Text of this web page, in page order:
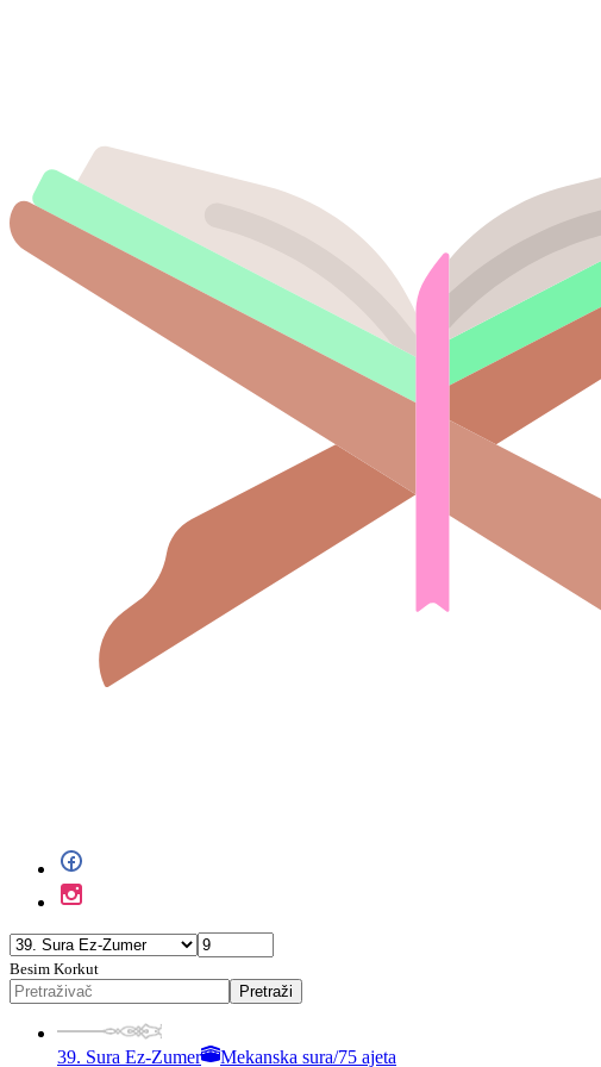
Besim Korkut
Pretraži
39. Sura Ez-Zumer Mekanska sura/75 ajeta